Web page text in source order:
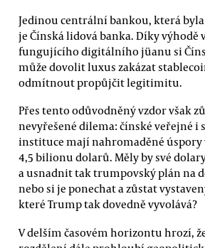
Jedinou centrální bankou, která
je Čínská lidová banka. Díky výhodě
fungujícího digitálního jüanu si
může dovolit luxus zakázat
odmítnout propůjčit legitimitu.
Přes tento odůvodněný vzdor však
nevyřešené dilema: čínské veřejné i
instituce mají nahromaděné úspory
4,5 bilionu dolarů. Měly by své
a usnadnit tak trumpovský plán na
nebo si je ponechat a zůstat
které Trump tak dovedně vyvolává?
V delším časovém horizontu hrozí,